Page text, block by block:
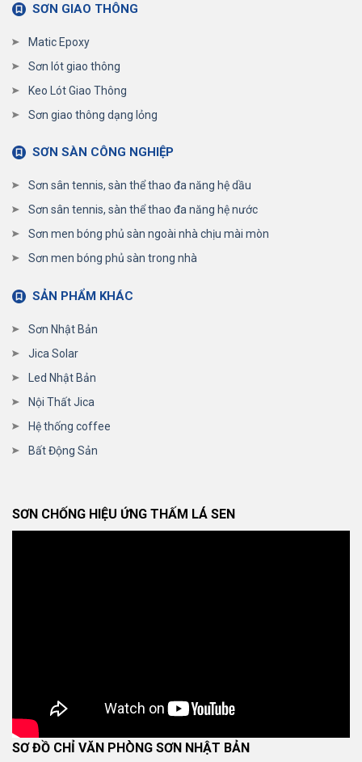
SƠN GIAO THÔNG
Matic Epoxy
Sơn lót giao thông
Keo Lót Giao Thông
Sơn giao thông dạng lỏng
SƠN SÀN CÔNG NGHIỆP
Sơn sân tennis, sàn thể thao đa năng hệ dầu
Sơn sân tennis, sàn thể thao đa năng hệ nước
Sơn men bóng phủ sàn ngoài nhà chịu mài mòn
Sơn men bóng phủ sàn trong nhà
SẢN PHẨM KHÁC
Sơn Nhật Bản
Jica Solar
Led Nhật Bản
Nội Thất Jica
Hệ thống coffee
Bất Động Sản
SƠN CHỐNG HIỆU ỨNG THẤM LÁ SEN
SƠ ĐỒ CHỈ VĂN PHÒNG SƠN NHẬT BẢN